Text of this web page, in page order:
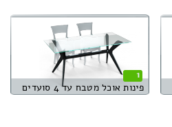
1
פינות אוכל מטבח עד 4 סועדים